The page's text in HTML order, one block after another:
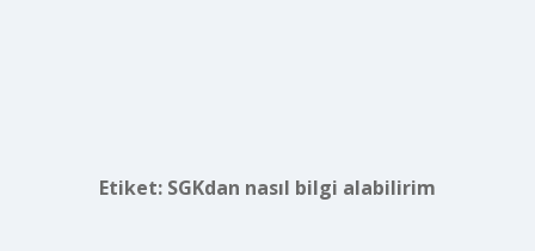
Etiket: SGKdan nasıl bilgi alabilirim